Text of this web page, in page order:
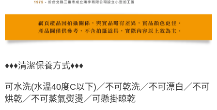
♦♦♦清潔保養方式♦♦♦
可水洗(水溫40度C以下)／不可乾洗／不可漂白 ／不可
烘乾／不可蒸氣熨燙／可懸掛晾乾